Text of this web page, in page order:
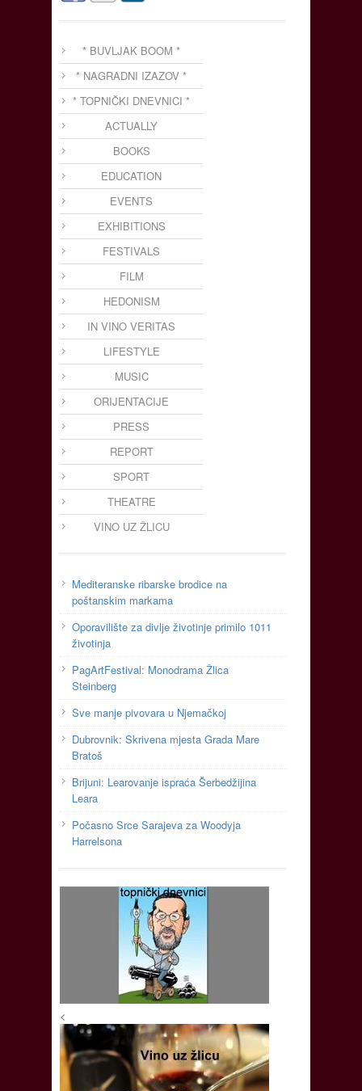
* BUVLJAK BOOM *
* NAGRADNI IZAZOV *
* TOPNIČKI DNEVNICI *
ACTUALLY
BOOKS
EDUCATION
EVENTS
EXHIBITIONS
FESTIVALS
FILM
HEDONISM
IN VINO VERITAS
LIFESTYLE
MUSIC
ORIJENTACIJE
PRESS
REPORT
SPORT
THEATRE
VINO UZ ŽLICU
Mediteranske ribarske brodice na
poštanskim markama
Oporavilište za divlje životinje primilo 1011
životinja
PagArtFestival: Monodrama Žlica
Steinberg
Sve manje pivovara u Njemačkoj
Dubrovnik: Skrivena mjesta Grada Mare
Bratoš
Brijuni: Learovanje ispraća Šerbedžijina
Leara
Počasno Srce Sarajeva za Woodyja
Harrelsona
<